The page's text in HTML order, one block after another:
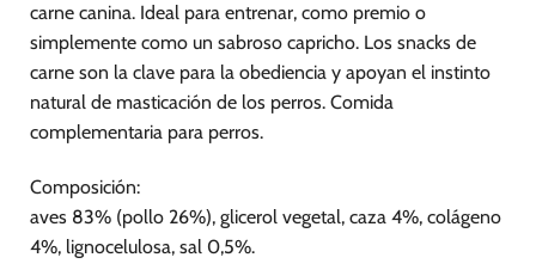
pueden
elegir
en
carne canina. Ideal para entrenar, como premio o
simplemente como un sabroso capricho. Los snacks de
carne son la clave para la obediencia y apoyan el instinto
natural de masticación de los perros. Comida
complementaria para perros.
Composición:
aves 83% (pollo 26%), glicerol vegetal, caza 4%, colágeno
4%, lignocelulosa, sal 0,5%.